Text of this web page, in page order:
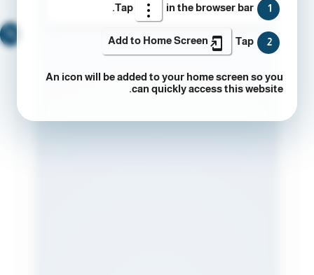
1
Tap in the browser bar.
2
Tap
Add to Home Screen
An icon will be added to your home screen so you
can quickly access this website.